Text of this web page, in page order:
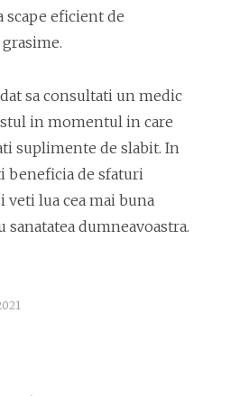
scape eficient de
sa consultati un medic
in momentul in care
suplimente de slabit. In
beneficia de sfaturi
veti lua cea mai buna
dumneavoastra.